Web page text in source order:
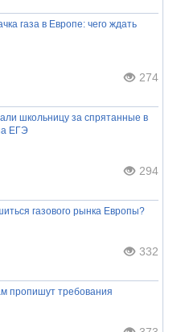
газа в Европе: чего ждать
274
школьницу за спрятанные в
ЕГЭ
294
газового рынка Европы?
332
пропишут требования